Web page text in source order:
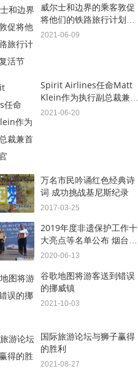
威尔士和边界的乘客敦促
将他们的铁路旅行计划这
件复活节
2021-06-09
Spirit Airlines任命Matt
Klein作为执行副总裁兼首
席商务官
2021-06-20
万名市民吟诵红色经典诗
词 成功挑战基尼斯纪录
2017-03-25
2019年度非遗保护工作十
大亮点等名单公布 烟台多
项上榜
2020-06-13
谷歌地图将游客送到错误
的挪威镇
2021-10-03
国际旅游论坛与狮子赢得
的胜利
2021-08-27